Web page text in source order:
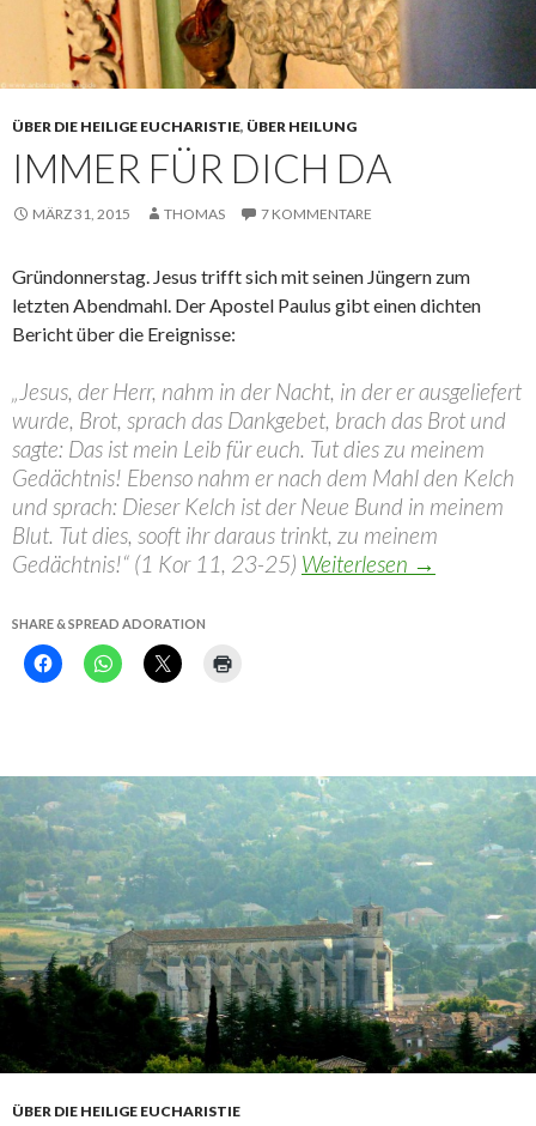
ÜBER DIE HEILIGE EUCHARISTIE, ÜBER HEILUNG
IMMER FÜR DICH DA
MÄRZ 31, 2015 THOMAS 7 KOMMENTARE
Gründonnerstag. Jesus trifft sich mit seinen Jüngern zum
letzten Abendmahl. Der Apostel Paulus gibt einen dichten
Bericht über die Ereignisse:
„Jesus, der Herr, nahm in der Nacht, in der er ausgeliefert
wurde, Brot, sprach das Dankgebet, brach das Brot und
sagte: Das ist mein Leib für euch. Tut dies zu meinem
Gedächtnis! Ebenso nahm er nach dem Mahl den Kelch
und sprach: Dieser Kelch ist der Neue Bund in meinem
Blut. Tut dies, sooft ihr daraus trinkt, zu meinem
Gedächtnis!“ (1 Kor 11, 23-25) Weiterlesen →
SHARE & SPREAD ADORATION
ÜBER DIE HEILIGE EUCHARISTIE